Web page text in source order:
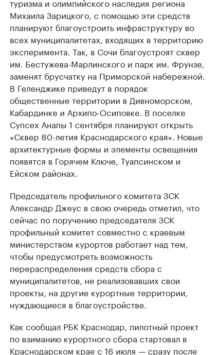
Михаила Зарицкого, с помощью эти средств
планируют благоустроить инфраструктуру во
всех муниципалитетах, входящих в территорию
эксперимента. Так, в Сочи благоустроят сквер
им. Бестужева-Марлинского и парк им. Фрунзе,
заменят брусчатку на Приморской набережной.
В Геленджике приведут в порядок
общественные территории в Дивноморском,
Кабардинке и Архипо-Осиповке. В поселке
Супсех Анапы 1 сентября планируют открыть
«Сквер 80-летия Краснодарского края». Новые
архитектурные формы и элементы освещения
появятся в Горячем Ключе, Туапсинском и
Ейском районах.
Председатель профильного комитета ЗСК
Александр Джеус в свою очередь отметил, что
сейчас по поручению председателя ЗСК
профильный комитет совместно с краевым
министерством курортов работает над тем,
чтобы предусмотреть возможность
перераспределения средств сбора с
муниципалитетов, не реализовавших свои
проекты, на другие курортные территории,
нуждающиеся в благоустройстве.
Как сообщал РБК Краснодар, пилотный проект
по взиманию курортного сбора стартовал в
Краснодарском крае с 16 июля —сразу после